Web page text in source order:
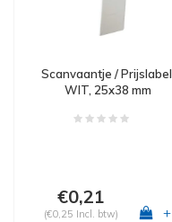
Scanvaantje / Prijslabel,
WIT, 25x38 mm
€0,21
(€0,25 Incl. btw) +